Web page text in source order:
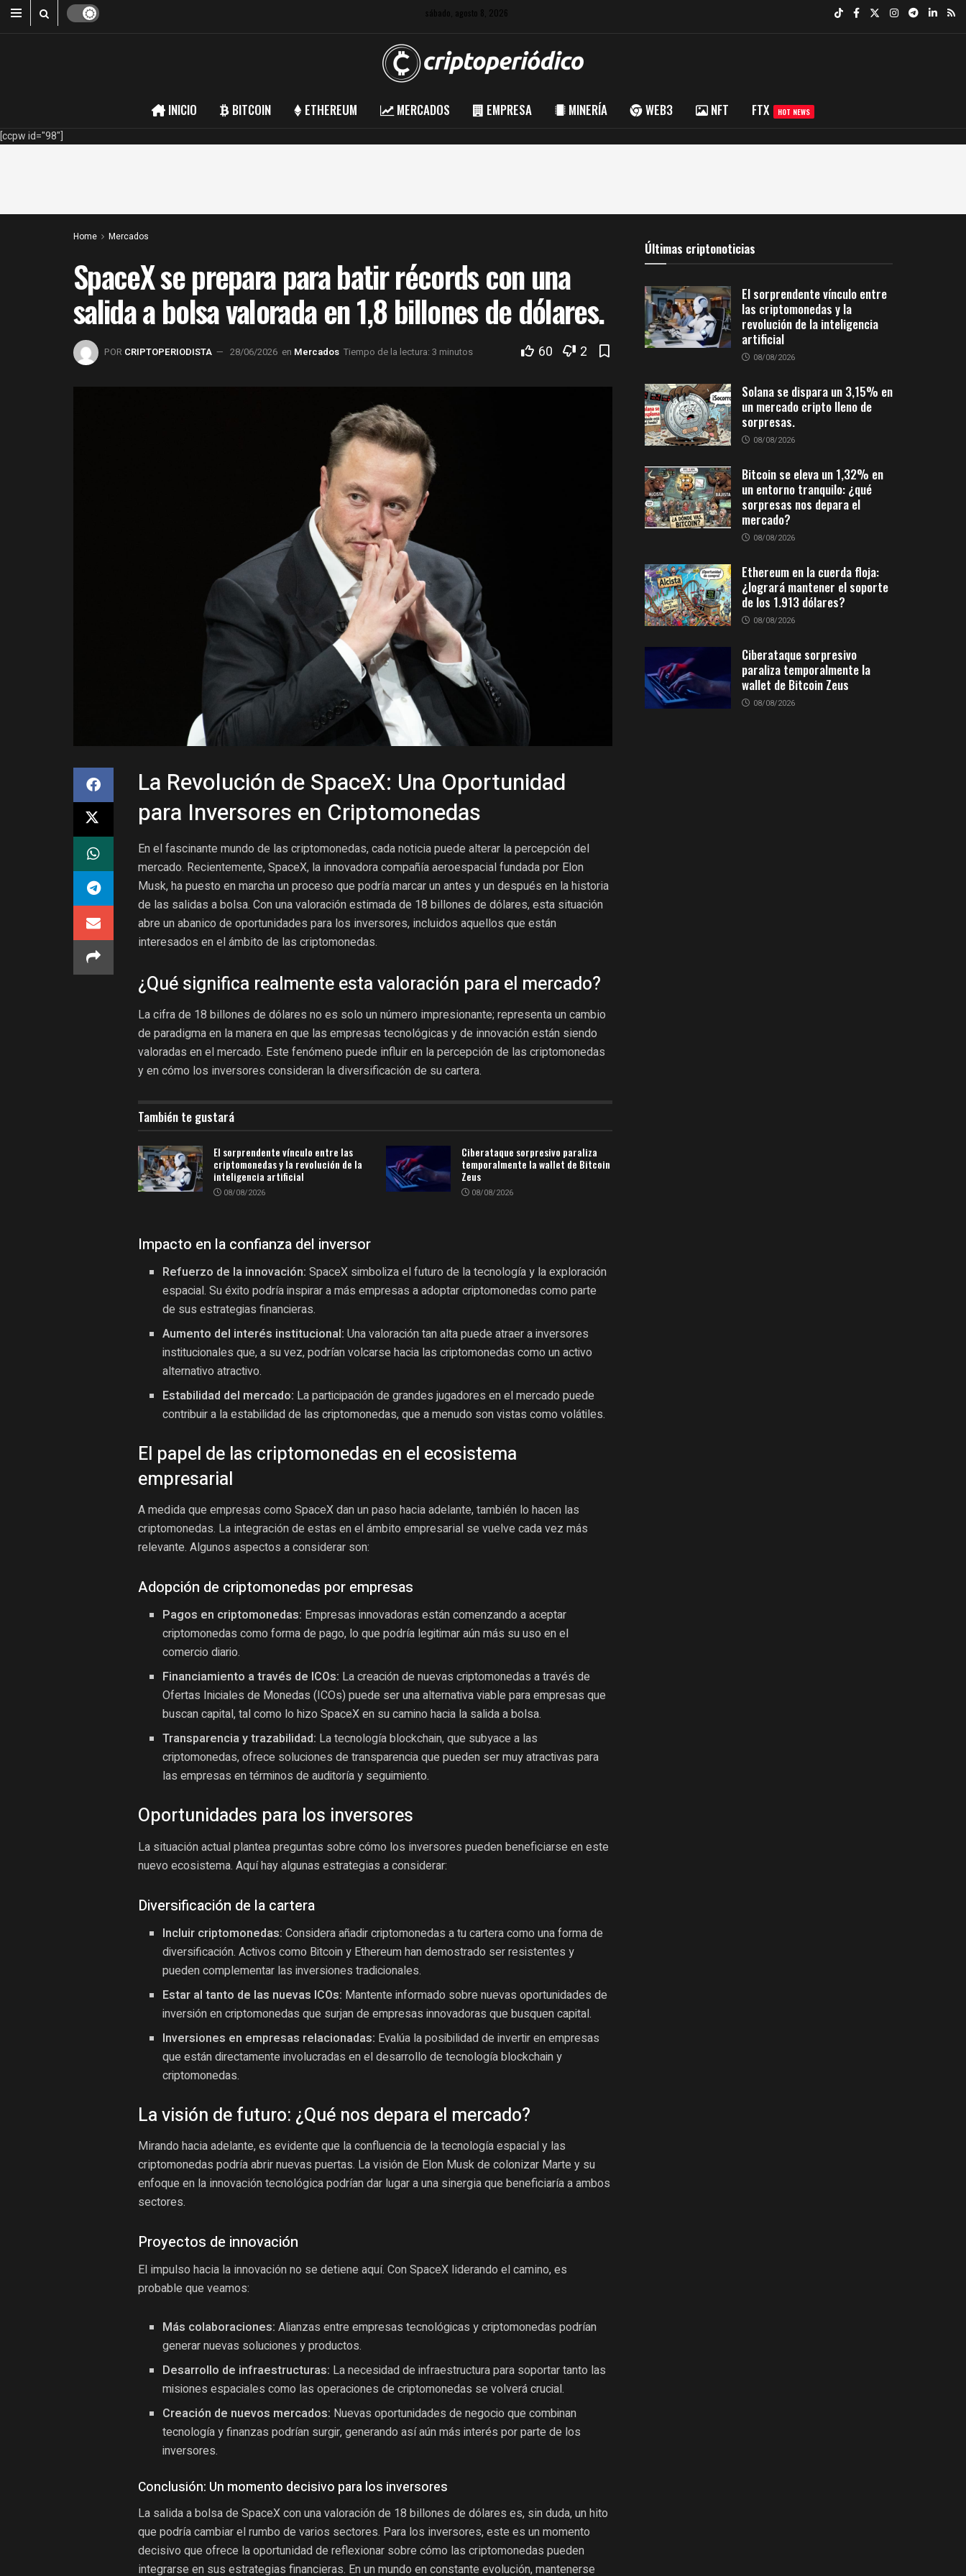
sábado, agosto 8, 2026
INICIO BITCOIN ETHEREUM MERCADOS EMPRESA MINERÍA WEB3 NFT FTX HOT NEWS
[ccpw id="98"]
Home Mercados
SpaceX se prepara para batir récords con una
salida a bolsa valorada en 1,8 billones de dólares.
POR CRIPTOPERIODISTA 28/06/2026 en Mercados Tiempo de la lectura: 3 minutos 60 2
La Revolución de SpaceX: Una Oportunidad
para Inversores en Criptomonedas
En el fascinante mundo de las criptomonedas, cada noticia puede alterar la percepción del
mercado. Recientemente, SpaceX, la innovadora compañía aeroespacial fundada por Elon
Musk, ha puesto en marcha un proceso que podría marcar un antes y un después en la historia
de las salidas a bolsa. Con una valoración estimada de 18 billones de dólares, esta situación
abre un abanico de oportunidades para los inversores, incluidos aquellos que están
interesados en el ámbito de las criptomonedas.
¿Qué significa realmente esta valoración para el mercado?
La cifra de 18 billones de dólares no es solo un número impresionante; representa un cambio
de paradigma en la manera en que las empresas tecnológicas y de innovación están siendo
valoradas en el mercado. Este fenómeno puede influir en la percepción de las criptomonedas
y en cómo los inversores consideran la diversificación de su cartera.
También te gustará
El sorprendente vínculo entre las
criptomonedas y la revolución de la
inteligencia artificial
08/08/2026
Ciberataque sorpresivo paraliza
temporalmente la wallet de Bitcoin
Zeus
08/08/2026
Impacto en la confianza del inversor
Refuerzo de la innovación: SpaceX simboliza el futuro de la tecnología y la exploración
espacial. Su éxito podría inspirar a más empresas a adoptar criptomonedas como parte
de sus estrategias financieras.
Aumento del interés institucional: Una valoración tan alta puede atraer a inversores
institucionales que, a su vez, podrían volcarse hacia las criptomonedas como un activo
alternativo atractivo.
Estabilidad del mercado: La participación de grandes jugadores en el mercado puede
contribuir a la estabilidad de las criptomonedas, que a menudo son vistas como volátiles.
El papel de las criptomonedas en el ecosistema
empresarial
A medida que empresas como SpaceX dan un paso hacia adelante, también lo hacen las
criptomonedas. La integración de estas en el ámbito empresarial se vuelve cada vez más
relevante. Algunos aspectos a considerar son:
Adopción de criptomonedas por empresas
Pagos en criptomonedas: Empresas innovadoras están comenzando a aceptar
criptomonedas como forma de pago, lo que podría legitimar aún más su uso en el
comercio diario.
Financiamiento a través de ICOs: La creación de nuevas criptomonedas a través de
Ofertas Iniciales de Monedas (ICOs) puede ser una alternativa viable para empresas que
buscan capital, tal como lo hizo SpaceX en su camino hacia la salida a bolsa.
Transparencia y trazabilidad: La tecnología blockchain, que subyace a las
criptomonedas, ofrece soluciones de transparencia que pueden ser muy atractivas para
las empresas en términos de auditoría y seguimiento.
Oportunidades para los inversores
La situación actual plantea preguntas sobre cómo los inversores pueden beneficiarse en este
nuevo ecosistema. Aquí hay algunas estrategias a considerar:
Diversificación de la cartera
Incluir criptomonedas: Considera añadir criptomonedas a tu cartera como una forma de
diversificación. Activos como Bitcoin y Ethereum han demostrado ser resistentes y
pueden complementar las inversiones tradicionales.
Estar al tanto de las nuevas ICOs: Mantente informado sobre nuevas oportunidades de
inversión en criptomonedas que surjan de empresas innovadoras que busquen capital.
Inversiones en empresas relacionadas: Evalúa la posibilidad de invertir en empresas
que están directamente involucradas en el desarrollo de tecnología blockchain y
criptomonedas.
La visión de futuro: ¿Qué nos depara el mercado?
Mirando hacia adelante, es evidente que la confluencia de la tecnología espacial y las
criptomonedas podría abrir nuevas puertas. La visión de Elon Musk de colonizar Marte y su
enfoque en la innovación tecnológica podrían dar lugar a una sinergia que beneficiaría a ambos
sectores.
Proyectos de innovación
El impulso hacia la innovación no se detiene aquí. Con SpaceX liderando el camino, es
probable que veamos:
Más colaboraciones: Alianzas entre empresas tecnológicas y criptomonedas podrían
generar nuevas soluciones y productos.
Desarrollo de infraestructuras: La necesidad de infraestructura para soportar tanto las
misiones espaciales como las operaciones de criptomonedas se volverá crucial.
Creación de nuevos mercados: Nuevas oportunidades de negocio que combinan
tecnología y finanzas podrían surgir, generando así aún más interés por parte de los
inversores.
Conclusión: Un momento decisivo para los inversores
La salida a bolsa de SpaceX con una valoración de 18 billones de dólares es, sin duda, un hito
que podría cambiar el rumbo de varios sectores. Para los inversores, este es un momento
decisivo que ofrece la oportunidad de reflexionar sobre cómo las criptomonedas pueden
integrarse en sus estrategias financieras. En un mundo en constante evolución, mantenerse
Últimas criptonoticias
El sorprendente vínculo entre
las criptomonedas y la
revolución de la inteligencia
artificial
08/08/2026
Solana se dispara un 3,15% en
un mercado cripto lleno de
sorpresas.
08/08/2026
Bitcoin se eleva un 1,32% en
un entorno tranquilo: ¿qué
sorpresas nos depara el
mercado?
08/08/2026
Ethereum en la cuerda floja:
¿logrará mantener el soporte
de los 1.913 dólares?
08/08/2026
Ciberataque sorpresivo
paraliza temporalmente la
wallet de Bitcoin Zeus
08/08/2026